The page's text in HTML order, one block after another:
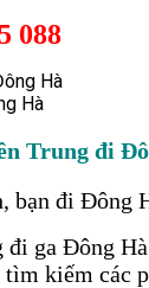
088
Hà
Trung đi
, bạn đi Đông
đi ga Đông
kiếm các